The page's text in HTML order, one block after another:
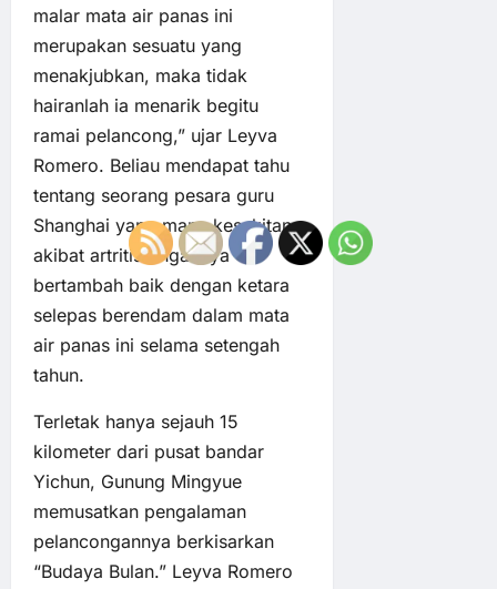
malar mata air panas ini
merupakan sesuatu yang
menakjubkan, maka tidak
hairanlah ia menarik begitu
ramai pelancong,” ujar Leyva
Romero. Beliau mendapat tahu
tentang seorang pesara guru
Shanghai yang mana kesakitan
akibat artritis ringannya
bertambah baik dengan ketara
selepas berendam dalam mata
air panas ini selama setengah
tahun.
Terletak hanya sejauh 15
kilometer dari pusat bandar
Yichun, Gunung Mingyue
memusatkan pengalaman
pelancongannya berkisarkan
“Budaya Bulan.” Leyva Romero